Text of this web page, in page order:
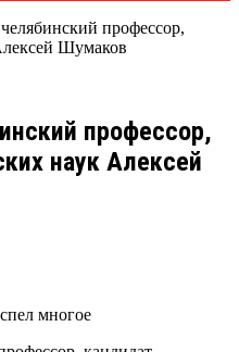
профессор,
Шумаков
профессор,
наук Алексей
многое